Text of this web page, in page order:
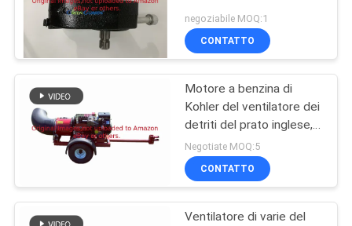
negoziabile MOQ:1
CONTATTO
Motore a benzina di
Kohler del ventilatore dei
detriti del prato inglese,
ventilatore di foglia
dell'erba
Negotiate MOQ:5
CONTATTO
Ventilatore di varie del